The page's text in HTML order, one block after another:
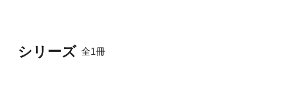
シリーズ 全1冊